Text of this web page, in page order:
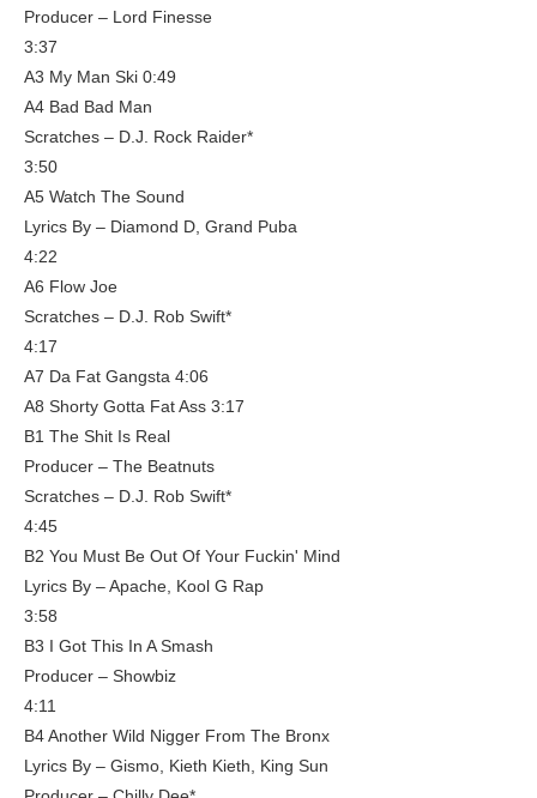
Producer – Lord Finesse
3:37
A3 My Man Ski 0:49
A4 Bad Bad Man
Scratches – D.J. Rock Raider*
3:50
A5 Watch The Sound
Lyrics By – Diamond D, Grand Puba
4:22
A6 Flow Joe
Scratches – D.J. Rob Swift*
4:17
A7 Da Fat Gangsta 4:06
A8 Shorty Gotta Fat Ass 3:17
B1 The Shit Is Real
Producer – The Beatnuts
Scratches – D.J. Rob Swift*
4:45
B2 You Must Be Out Of Your Fuckin' Mind
Lyrics By – Apache, Kool G Rap
3:58
B3 I Got This In A Smash
Producer – Showbiz
4:11
B4 Another Wild Nigger From The Bronx
Lyrics By – Gismo, Kieth Kieth, King Sun